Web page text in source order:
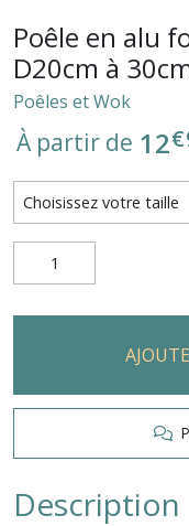
Poêle en alu
D20cm à
Poêles et Wok
À partir de 12€
Description